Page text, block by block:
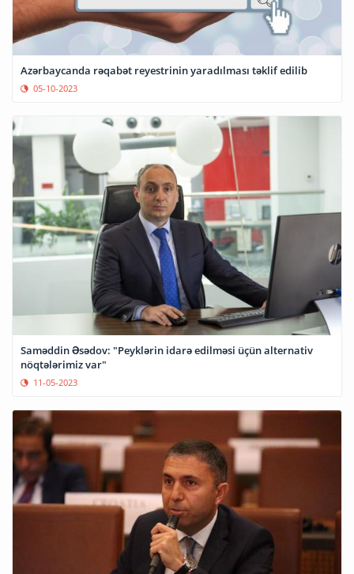
Azərbaycanda rəqabət reyestrinin yaradılması təklif edilib
05-10-2023
Saməddin Əsədov: "Peyklərin idarə edilməsi üçün alternativ
nöqtələrimiz var"
11-05-2023